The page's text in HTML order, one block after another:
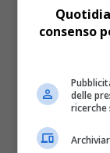
Share
Tweet
consenso
delle
ricerche